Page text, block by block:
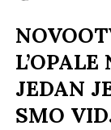
JEDAN
SMO